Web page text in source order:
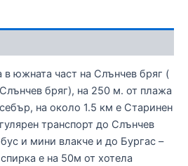
в южната част на Слънчев бряг (
бряг), на 250 м. от плажа
на около 1.5 км е Старинен
транспорт до Слънчев
и мини влакче и до Бургас –
е на 50м от хотела